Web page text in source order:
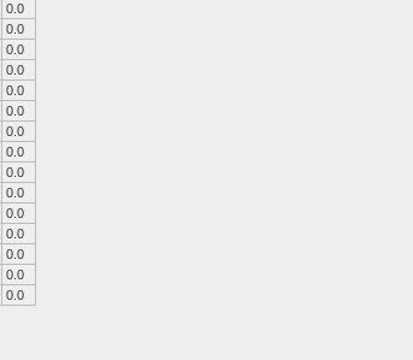
0.0
0.0
0.0
0.0
0.0
0.0
0.0
0.0
0.0
0.0
0.0
0.0
0.0
0.0
0.0